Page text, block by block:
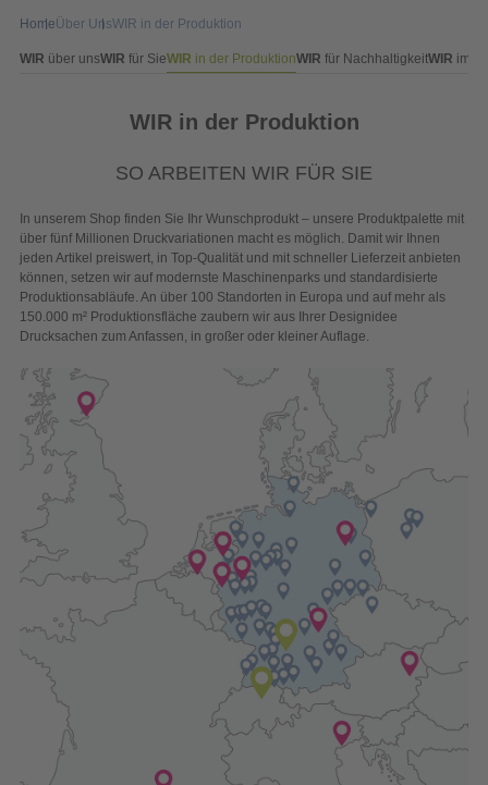
HomeÜber UnsWIR in der Produktion
WIR über unsWIR für SieWIR in der ProduktionWIR für NachhaltigkeitWIR im
WIR in der Produktion
SO ARBEITEN WIR FÜR SIE
In unserem Shop finden Sie Ihr Wunschprodukt – unsere Produktpalette mit
über fünf Millionen Druckvariationen macht es möglich. Damit wir Ihnen
jeden Artikel preiswert, in Top-Qualität und mit schneller Lieferzeit anbieten
können, setzen wir auf modernste Maschinenparks und standardisierte
Produktionsabläufe. An über 100 Standorten in Europa und auf mehr als
150.000 m² Produktionsfläche zaubern wir aus Ihrer Designidee
Drucksachen zum Anfassen, in großer oder kleiner Auflage.